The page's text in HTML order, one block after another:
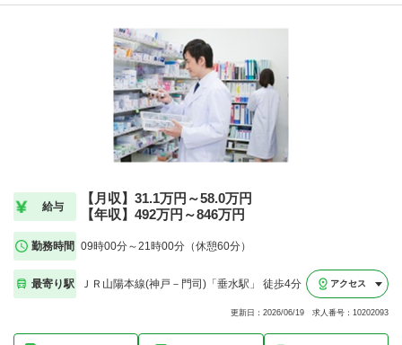
給与
【月収】31.1万円～58.0万円
【年収】492万円～846万円
勤務時間 09時00分～21時00分（休憩60分）
最寄り駅 ＪＲ山陽本線(神戸－門司)「垂水駅」 徒歩4分 アクセス
更新日：2026/06/19 求人番号：10202093